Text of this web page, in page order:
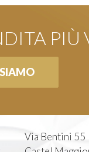
PIÙ
Via Bentini 55